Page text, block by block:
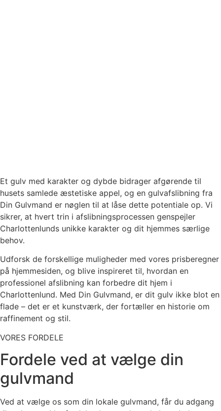
Et gulv med karakter og dybde bidrager afgørende til
husets samlede æstetiske appel, og en gulvafslibning fra
Din Gulvmand er nøglen til at låse dette potentiale op. Vi
sikrer, at hvert trin i afslibningsprocessen genspejler
Charlottenlunds unikke karakter og dit hjemmes særlige
behov.
Udforsk de forskellige muligheder med vores prisberegner
på hjemmesiden, og blive inspireret til, hvordan en
professionel afslibning kan forbedre dit hjem i
Charlottenlund. Med Din Gulvmand, er dit gulv ikke blot en
flade – det er et kunstværk, der fortæller en historie om
raffinement og stil.
VORES FORDELE
Fordele ved at vælge din
gulvmand
Ved at vælge os som din lokale gulvmand, får du adgang